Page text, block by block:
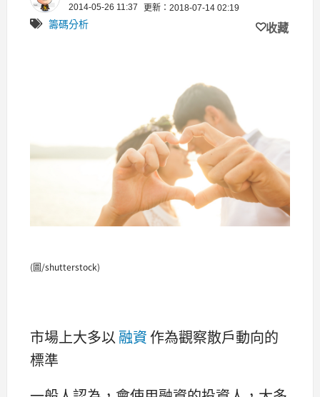
2014-05-26 11:37 更新：2018-07-14 02:19
籌碼分析 收藏
(圖/shutterstock)
市場上大多以 融資 作為觀察散戶動向的
標準